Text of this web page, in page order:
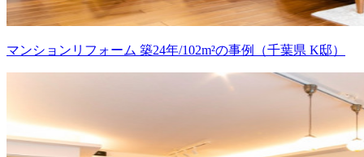
マンションリフォーム 築24年/102m²の事例（千葉県 K邸）